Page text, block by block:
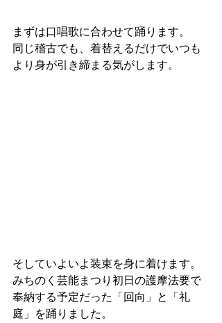
まずは口唱歌に合わせて踊ります。
同じ稽古でも、着替えるだけでいつも
より身が引き締まる気がします。
そしていよいよ装束を身に着けます。
みちのく芸能まつり初日の護摩法要で
奉納する予定だった「回向」と「礼
庭」を踊りました。